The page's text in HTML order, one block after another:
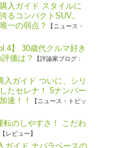
入ガイド スタイルに
るコンパクトSUV。
一の弱点？
【ニュース・
】 30歳代クルマ好き
価は？
【評論家ブログ :
入ガイド ついに、シリ
たセレナ！ 5ナンバー
速！！
【ニュース・トピッ
転のしやすさ！ こだわ
【レビュー】
ガイド ナバラベースの